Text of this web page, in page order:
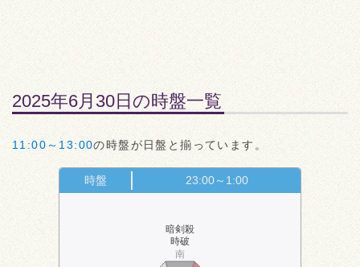
2025年6月30日の時盤一覧
11:00～13:00の時盤が日盤と揃っています。
時盤 23:00～1:00
暗剣殺
時破
南